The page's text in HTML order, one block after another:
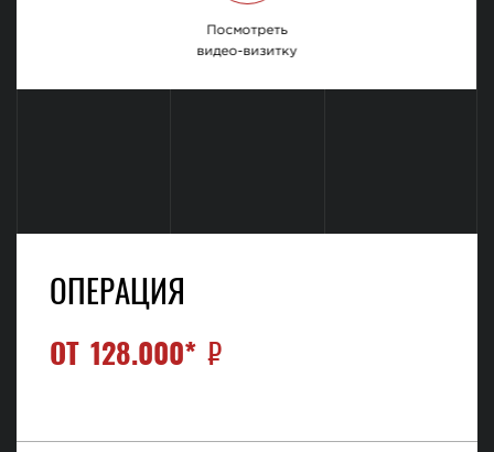
Посмотреть
видео-визитку
ОПЕРАЦИЯ
ОТ 128.000* ₽